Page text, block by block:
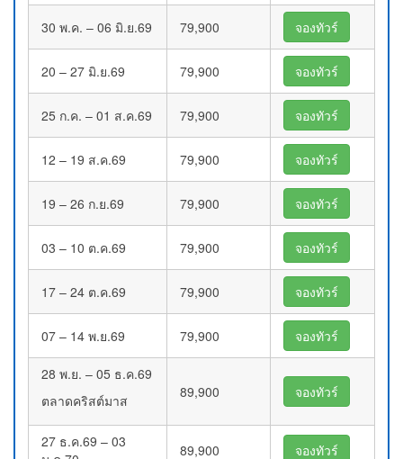
30 พ.ค. – 06 มิ.ย.69 79,900 จองทัวร์
20 – 27 มิ.ย.69 79,900 จองทัวร์
25 ก.ค. – 01 ส.ค.69 79,900 จองทัวร์
12 – 19 ส.ค.69 79,900 จองทัวร์
19 – 26 ก.ย.69 79,900 จองทัวร์
03 – 10 ต.ค.69 79,900 จองทัวร์
17 – 24 ต.ค.69 79,900 จองทัวร์
07 – 14 พ.ย.69 79,900 จองทัวร์
28 พ.ย. – 05 ธ.ค.69
ตลาดคริสต์มาส
89,900 จองทัวร์
27 ธ.ค.69 – 03
89,900 จองทัวร์